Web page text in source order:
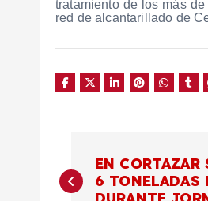
tratamiento de los más
red de alcantarillado de
EN CORTAZAR
6 TONELADAS